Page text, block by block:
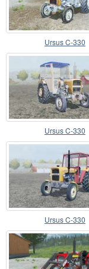
Ursus C-330
Ursus C-330
Ursus C-330